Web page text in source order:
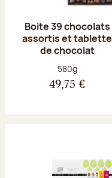
Boite 39 chocolats
assortis et tablette
de chocolat
Poids net :
580g
49,75 €